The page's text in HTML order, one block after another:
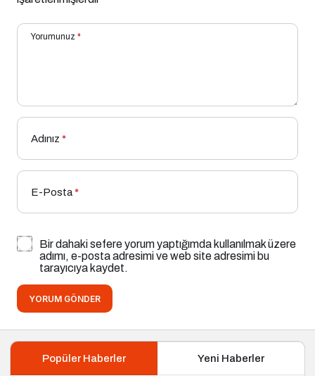
Yorumunuz *
Adınız *
E-Posta*
Bir dahaki sefere yorum yaptığımda kullanılmak üzere
adımı, e-posta adresimi ve web site adresimi bu
tarayıcıya kaydet.
YORUM GÖNDER
Popüler Haberler Yeni Haberler